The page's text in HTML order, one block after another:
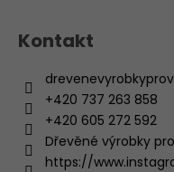
Kontakt
+420 737 263 858
+420 605 272 592
Dřevěné výrobky
https://